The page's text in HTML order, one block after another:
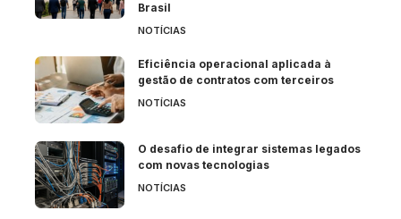
Brasil
NOTÍCIAS
Eficiência operacional aplicada à
gestão de contratos com terceiros
NOTÍCIAS
O desafio de integrar sistemas legados
com novas tecnologias
NOTÍCIAS